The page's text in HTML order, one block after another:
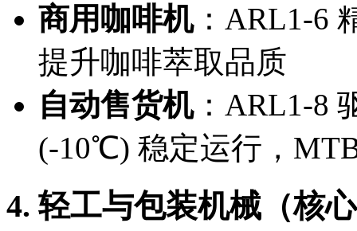
商用咖啡机：ARL1-6
提升咖啡萃取品质
自动售货机：ARL1-8
(-10℃) 稳定运行，
4. 轻工与包装机械（核